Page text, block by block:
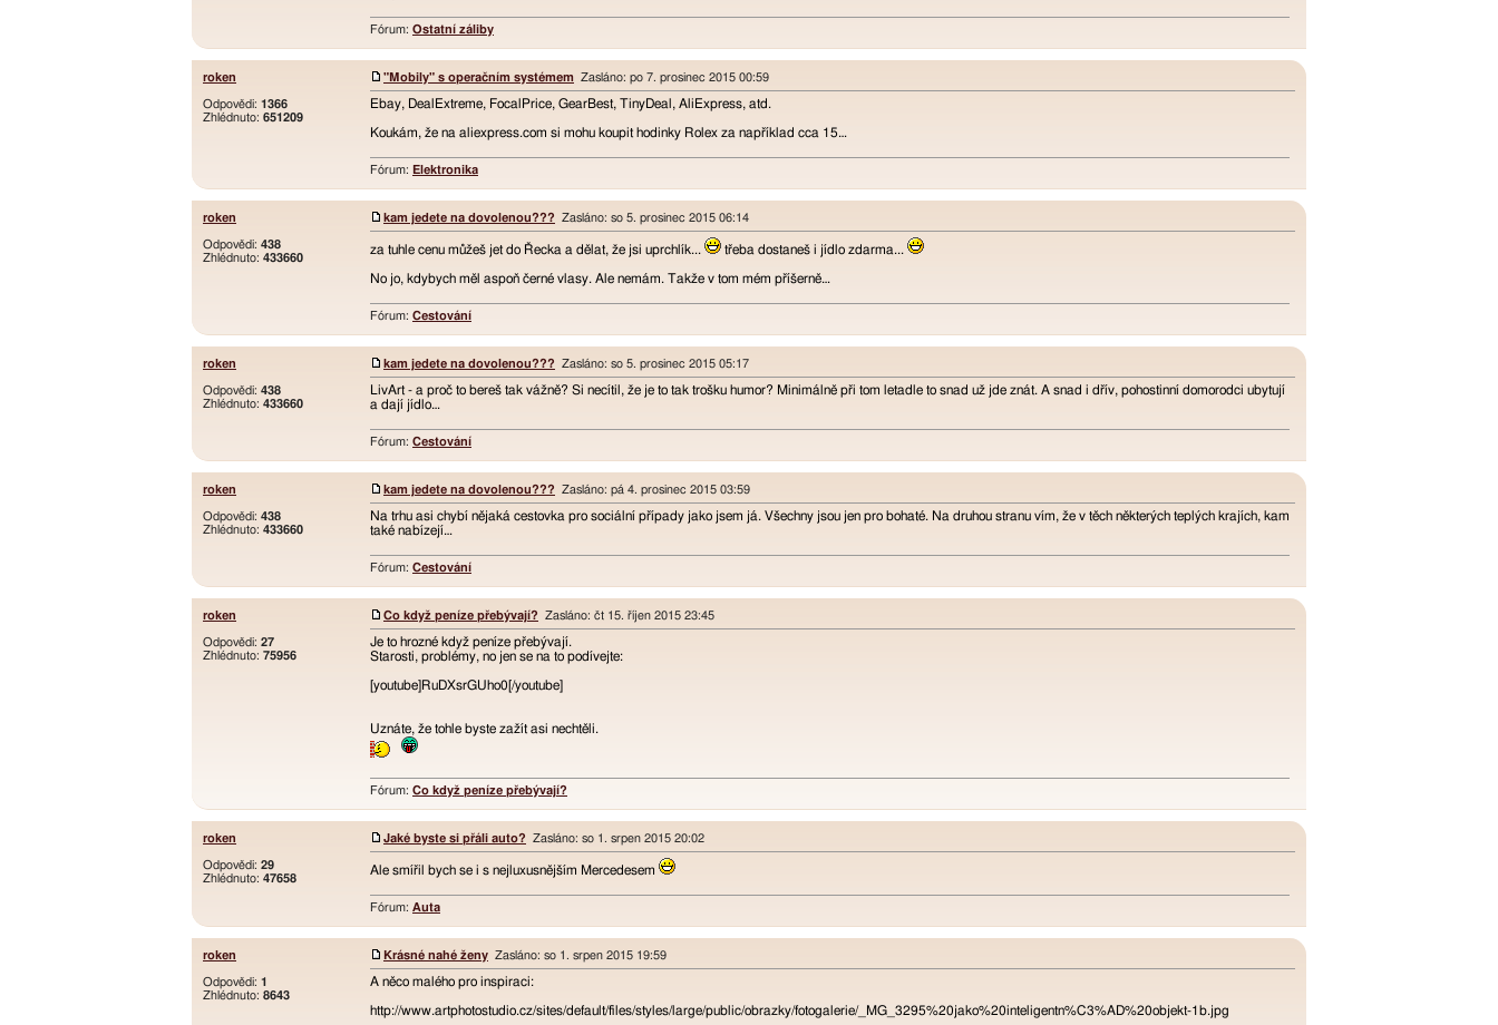
Fórum: Ostatní záliby
roken
Odpovědi: 1366
Zhlédnuto: 651209
"Mobily" s operačním systémem Zasláno: po 7. prosinec 2015 00:59
Ebay, DealExtreme, FocalPrice, GearBest, TinyDeal, AliExpress, atd.
Koukám, že na aliexpress.com si mohu koupit hodinky Rolex za například cca 15…
Fórum: Elektronika
roken
Odpovědi: 438
Zhlédnuto: 433660
kam jedete na dovolenou??? Zasláno: so 5. prosinec 2015 06:14
za tuhle cenu můžeš jet do Řecka a dělat, že jsi uprchlík... třeba dostaneš i jídlo zdarma...
No jo, kdybych měl aspoň černé vlasy. Ale nemám. Takže v tom mém příšerně…
Fórum: Cestování
roken
Odpovědi: 438
Zhlédnuto: 433660
kam jedete na dovolenou??? Zasláno: so 5. prosinec 2015 05:17
LivArt - a proč to bereš tak vážně? Si necítil, že je to tak trošku humor? Minimálně při tom letadle to snad už jde znát. A snad i dřív, pohostinní domorodci ubytují
a dají jídlo…
Fórum: Cestování
roken
Odpovědi: 438
Zhlédnuto: 433660
kam jedete na dovolenou??? Zasláno: pá 4. prosinec 2015 03:59
Na trhu asi chybí nějaká cestovka pro sociální případy jako jsem já. Všechny jsou jen pro bohaté. Na druhou stranu vím, že v těch některých teplých krajích, kam
také nabízejí…
Fórum: Cestování
roken
Odpovědi: 27
Zhlédnuto: 75956
Co když peníze přebývají? Zasláno: čt 15. říjen 2015 23:45
Je to hrozné když peníze přebývají.
Starosti, problémy, no jen se na to podívejte:
[youtube]RuDXsrGUho0[/youtube]
Uznáte, že tohle byste zažít asi nechtěli.
Fórum: Co když peníze přebývají?
roken
Odpovědi: 29
Zhlédnuto: 47658
Jaké byste si přáli auto? Zasláno: so 1. srpen 2015 20:02
Ale smířil bych se i s nejluxusnějším Mercedesem
Fórum: Auta
roken
Odpovědi: 1
Zhlédnuto: 8643
Krásné nahé ženy Zasláno: so 1. srpen 2015 19:59
A něco malého pro inspiraci:
http://www.artphotostudio.cz/sites/default/files/styles/large/public/obrazky/fotogalerie/_MG_3295%20jako%20inteligentn%C3%AD%20objekt-1b.jpg